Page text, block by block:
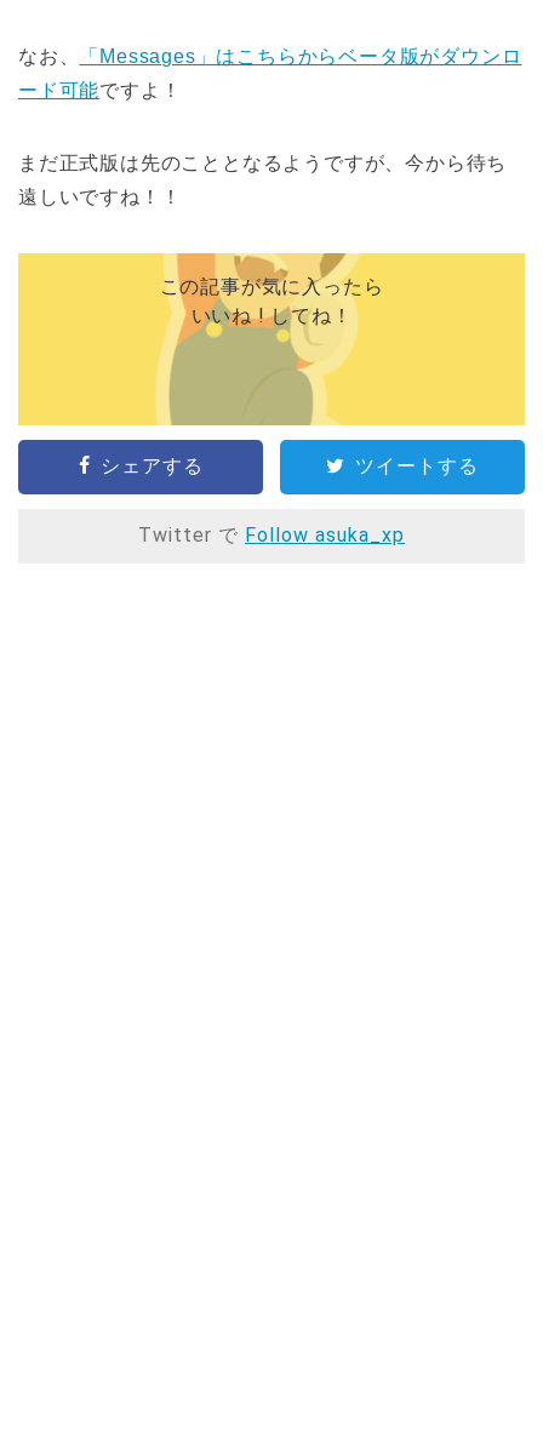
なお、
「Messages」はこちらからベータ版がダウンロ
ード可能ですよ！
まだ正式版は先のこととなるようですが、今から待ち
遠しいですね！！
この記事が気に入ったら
いいね ! してね！
シェアする ツイートする
Twitter で Follow asuka_xp